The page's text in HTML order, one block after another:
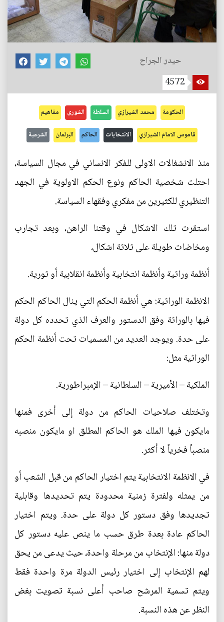
حيدر الجراح
4572
الحكومة محمد الشيرازي السلطة الشورى مفاهيم
قاموس الامام الشيرازي الانتخابات الحاكم البرلمان الشرعية
منذ الانشغالات الاولى للفكر الانساني في مجال السياسة،
احتلت شخصية الحاكم ونوع الحكم الاولوية في الجهد
التنظيري للكثيرين من مفكري وفقهاء السياسة.
استقرت تلك الاشكال في وقتنا الراهن، وبعد تجارب
ومخاضات طويلة على ثلاثة اشكال،
أنظمة وراثية وأنظمة انتخابية وأنظمة انقلابية أو ثورية.
الانظمة الوراثية: هي أنظمة الحكم التي ينال الحاكم الحكم
فيها بالوراثة وفق الدستور والعرف الذي تحدده كل دولة
على حدة. ويوجد العديد من المسميات تحت أنظمة الحكم
الوراثية مثل:
الملكية – الأميرية – السلطانية – الإمبراطورية.
وتختلف صلاحيات الحاكم من دولة إلى أخرى فمنها
مايكون فيها الملك هو الحاكم المطلق او مايكون منصبه
منصباً فخرياً لا أكثر.
في الانظمة الانتخابية يتم اختيار الحاكم من قبل الشعب أو
من يمثله ولفترة زمنية محدودة يتم تحديدها وقابلية
تجديدها وفق دستور كل دولة على حدة. ويتم اختيار
الحاكم عادة بعدة طرق حسب ما ينص عليه دستور كل
دولة منها: الإنتخاب من مرحلة واحدة، حيث يدعى من يحق
لهم الإنتخاب إلى اختيار رئيس الدولة مرة واحدة فقط
ويتم تسمية المرشح صاحب أعلى نسبة تصويت بغض
النظر عن هذه النسبة.